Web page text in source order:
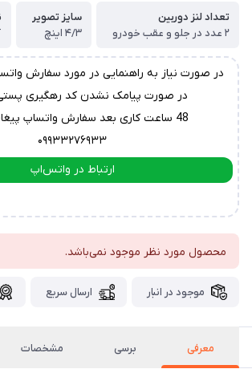
تعداد لنز دوربین
۲ عدد در جلو و عقب خودرو
سایز تصویر
۴/۳ اینچ
در صورت نیاز به راهنمایی در مورد سفارش
در صورت پیامک نشدن کد رهگیری
48 ساعت کاری بعد سفارش واتساپ پیغام بگذارید
۰۹۹۳۳۲۷۶۹۳۳
ارتباط در واتس‌اپ
محصول مورد نظر موجود نمی‌باشد.
موجود در انبار ارسال سریع
معرفی برسی مشخصات